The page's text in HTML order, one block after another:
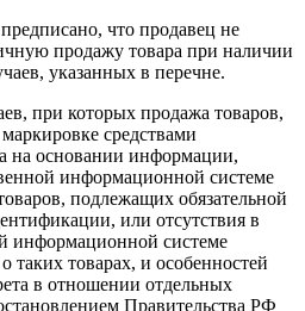
что продавец не
продажу товара при наличии
указанных в перечне.
при которых продажа товаров,
средствами
на основании информации,
информационной системе
подлежащих обязательной
или отсутствия в
информационной системе
товарах, и особенностей
в отношении отдельных
Правительства РФ